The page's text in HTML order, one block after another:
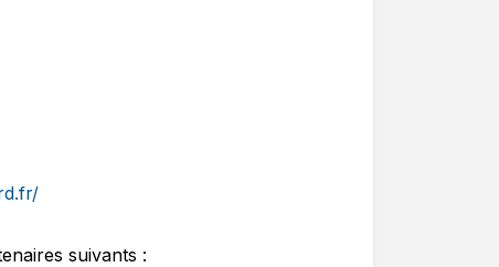
suivants :